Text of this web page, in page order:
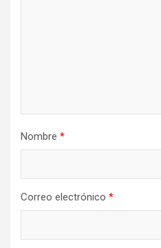
Nombre *
Correo electrónico *